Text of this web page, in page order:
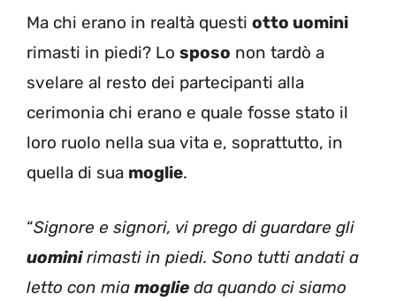
Ma chi erano in realtà questi otto uomini
rimasti in piedi? Lo sposo non tardò a
svelare al resto dei partecipanti alla
cerimonia chi erano e quale fosse stato il
loro ruolo nella sua vita e, soprattutto, in
quella di sua moglie.
“Signore e signori, vi prego di guardare gli
uominirimasti in piedi. Sono tutti andati a
letto con mia moglie da quando ci siamo